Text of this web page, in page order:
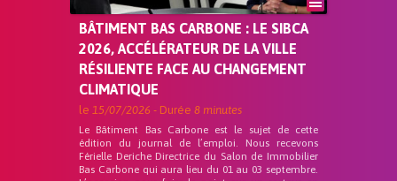
BÂTIMENT BAS CARBONE : LE SIBCA
2026, ACCÉLÉRATEUR DE LA VILLE
RÉSILIENTE FACE AU CHANGEMENT
CLIMATIQUE
le 15/07/2026 - Durée 8 minutes
Le Bâtiment Bas Carbone est le sujet de cette
édition du journal de l’emploi. Nous recevons
Férielle Deriche Directrice du Salon de Immobilier
Bas Carbone qui aura lieu du 01 au 03 septembre.